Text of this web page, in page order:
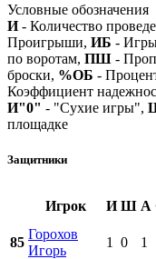
Условные обозначения
И- Количество
Проигрыши, ИБ -
по воротам, ПШ -
броски, %ОБ -
Коэффициент
И"0" - "Сухие игры",
площадке
Защитники
Игрок И Ш А
85
Горохов
Игорь
1 0 1